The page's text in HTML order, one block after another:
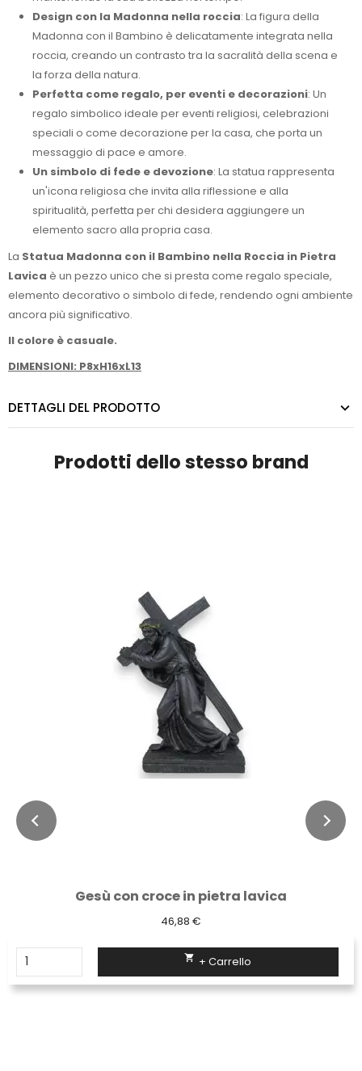
Design con la Madonna nella roccia: La figura della
Madonna con il Bambino è delicatamente integrata nella
roccia, creando un contrasto tra la sacralità della scena e
la forza della natura.
Perfetta come regalo, per eventi e decorazioni: Un
regalo simbolico ideale per eventi religiosi, celebrazioni
speciali o come decorazione per la casa, che porta un
messaggio di pace e amore.
Un simbolo di fede e devozione: La statua rappresenta
un'icona religiosa che invita alla riflessione e alla
spiritualità, perfetta per chi desidera aggiungere un
elemento sacro alla propria casa.
La Statua Madonna con il Bambino nella Roccia in Pietra
Lavica è un pezzo unico che si presta come regalo speciale,
elemento decorativo o simbolo di fede, rendendo ogni ambiente
ancora più significativo.
Il colore è casuale.
DIMENSIONI: P8xH16xL13
DETTAGLI DEL PRODOTTO
Prodotti dello stesso brand
Tagliabulloni
55,06 €
 + Carrello